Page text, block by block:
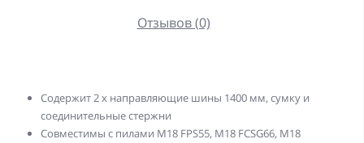
Отзывов (0)
Содержит 2 x направляющие шины 1400 мм, сумку и
соединительные стержни
Совместимы с пилами M18 FPS55, M18 FCSG66, M18